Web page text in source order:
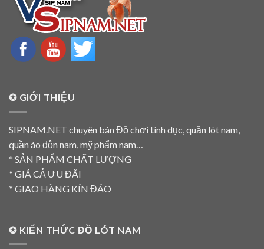
✪ GIỚI THIỆU
SIPNAM.NET chuyên bán Đồ chơi tình dục, quần lót nam,
quần áo độn nam, mỹ phẩm nam…
* SẢN PHẨM CHẤT LƯỢNG
* GIÁ CẢ ƯU ĐÃI
* GIAO HÀNG KÍN ĐÁO
✪ KIẾN THỨC ĐỒ LÓT NAM